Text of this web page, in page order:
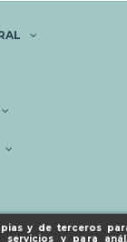
y de terceros
servicios y para